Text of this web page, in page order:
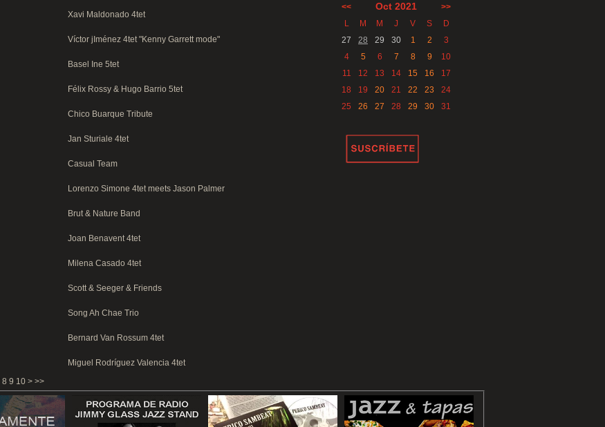
Xavi Maldonado 4tet
Víctor jIménez 4tet "Kenny Garrett mode"
Basel Ine 5tet
Félix Rossy & Hugo Barrio 5tet
Chico Buarque Tribute
Jan Sturiale 4tet
Casual Team
Lorenzo Simone 4tet meets Jason Palmer
Brut & Nature Band
Joan Benavent 4tet
Milena Casado 4tet
Scott & Seeger & Friends
Song Ah Chae Trio
Bernard Van Rossum 4tet
Miguel Rodríguez Valencia 4tet
8 9 10 > >>
<< Oct 2021
>>
L
M M J V S
D
27
28 29 30 1 2
3
4
5 6 7 8 9
10
11
12 13 14 15 16
17
18
19 20 21 22 23
24
25
26 27 28 29 30 31